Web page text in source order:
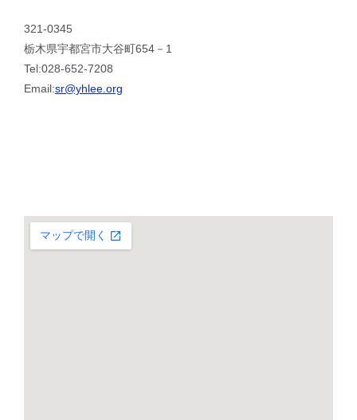
321-0345
栃木県宇都宮市大谷町654－1
Tel:028-652-7208
Email:sr@yhlee.org